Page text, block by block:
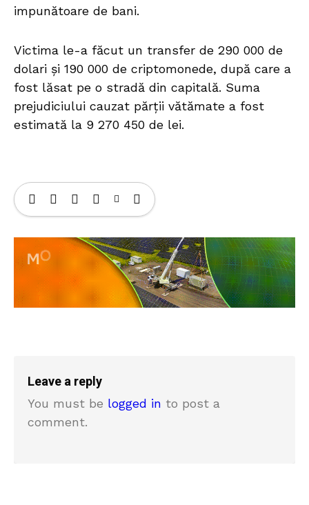
impunătoare de bani.
Victima le-a făcut un transfer de 290 000 de
dolari și 190 000 de criptomonede, după care a
fost lăsat pe o stradă din capitală. Suma
prejudiciului cauzat părții vătămate a fost
estimată la 9 270 450 de lei.
Leave a reply
You must be logged in to post a
comment.